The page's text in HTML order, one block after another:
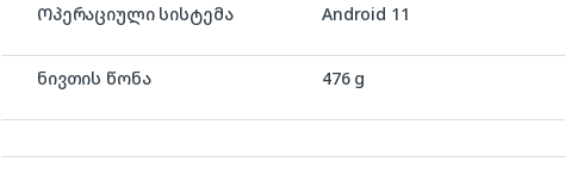
Ოპერაციული სისტემა ‎Android 11
ნივთის წონა ‎476 g